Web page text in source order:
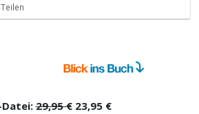
Teilen
Datei:29,95 €23,95 €